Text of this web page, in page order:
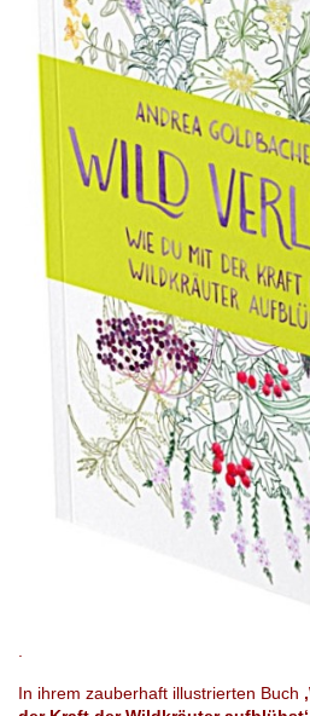
In ihrem zauberhaft illustrierten Buch